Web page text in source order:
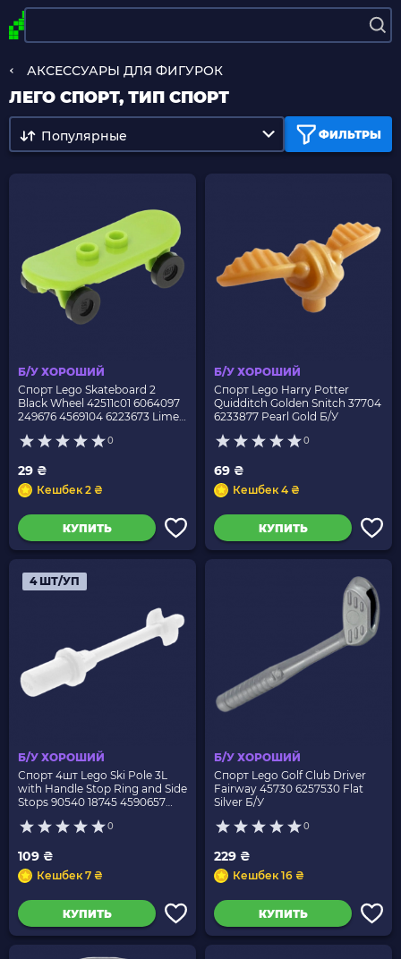
АКСЕССУАРЫ ДЛЯ ФИГУРОК
ЛЕГО СПОРТ, ТИП СПОРТ
ФИЛЬТРЫ
Популярные
Б/У ХОРОШИЙ
Спорт Lego Skateboard 2
Black Wheel 42511c01 6064097
249676 4569104 6223673 Lime
0
29 ₴
Кешбек 2 ₴
КУПИТЬ
Б/У ХОРОШИЙ
Спорт Lego Harry Potter
Quidditch Golden Snitch 37704
6233877 Pearl Gold Б/У
0
69 ₴
Кешбек 4 ₴
КУПИТЬ
4 ШТ/УП
Б/У ХОРОШИЙ
Спорт 4шт Lego Ski Pole 3L
with Handle Stop Ring and Side
Stops 90540 18745 4590657
0
109 ₴
Кешбек 7 ₴
КУПИТЬ
Б/У ХОРОШИЙ
Спорт Lego Golf Club Driver
Fairway 45730 6257530 Flat
Silver Б/У
0
229 ₴
Кешбек 16 ₴
КУПИТЬ